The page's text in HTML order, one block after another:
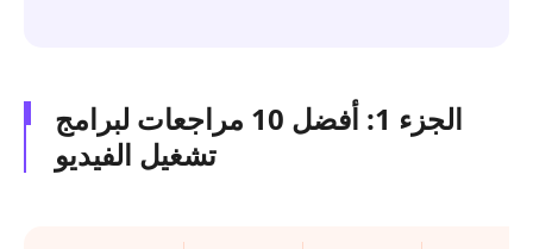
الجزء 1: أفضل 10 مراجعات لبرامج
تشغيل الفيديو